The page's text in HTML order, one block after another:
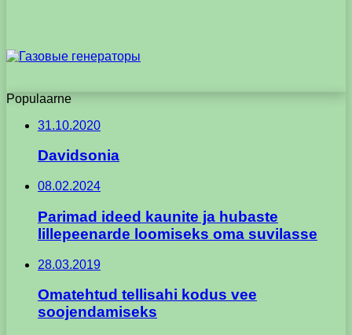
Populaarne
31.10.2020
Davidsonia
08.02.2024
Parimad ideed kaunite ja hubaste
lillepeenarde loomiseks oma suvilasse
28.03.2019
Omatehtud tellisahi kodus vee
soojendamiseks